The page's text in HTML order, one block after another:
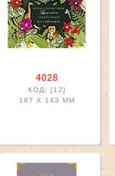
4028
КОД: [12]
187 X
143 ММ